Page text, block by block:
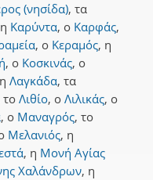
(νησίδα), τα
η Καρύντα, ο Καρφάς,
, ο Κεραμός, η
, ο Κοσκινάς, ο
η Λαγκάδα, τα
το Λιθίο, ο Λιλικάς, ο
, ο Μαναγρός, το
Μελανιός, η
, η Μονή Αγίας
Χαλάνδρων, η